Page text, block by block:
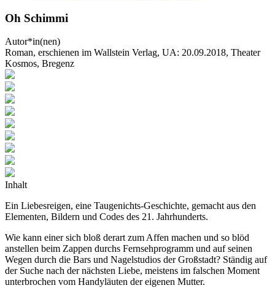
Oh Schimmi
Autor*in(nen)
Roman, erschienen im Wallstein Verlag, UA: 20.09.2018, Theater
Kosmos, Bregenz
Inhalt
Ein Liebesreigen, eine Taugenichts-Geschichte, gemacht aus den
Elementen, Bildern und Codes des 21. Jahrhunderts.
Wie kann einer sich bloß derart zum Affen machen und so blöd
anstellen beim Zappen durchs Fernsehprogramm und auf seinen
Wegen durch die Bars und Nagelstudios der Großstadt? Ständig auf
der Suche nach der nächsten Liebe, meistens im falschen Moment
unterbrochen vom Handyläuten der eigenen Mutter.